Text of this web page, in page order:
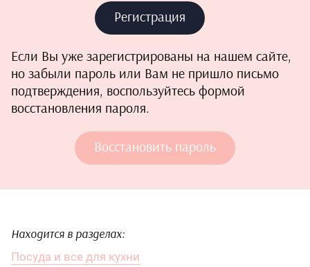
Регистрация
Если Вы уже зарегистрированы на нашем сайте,
но забыли пароль или Вам не пришло письмо
подтверждения, воспользуйтесь формой
восстановления пароля.
Восстановить пароль
Находится в разделах:
Посуда и все для кухни